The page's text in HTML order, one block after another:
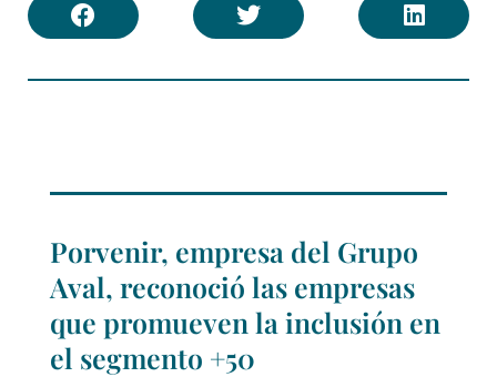
Porvenir, empresa del Grupo
Aval, reconoció las empresas
que promueven la inclusión en
el segmento +50